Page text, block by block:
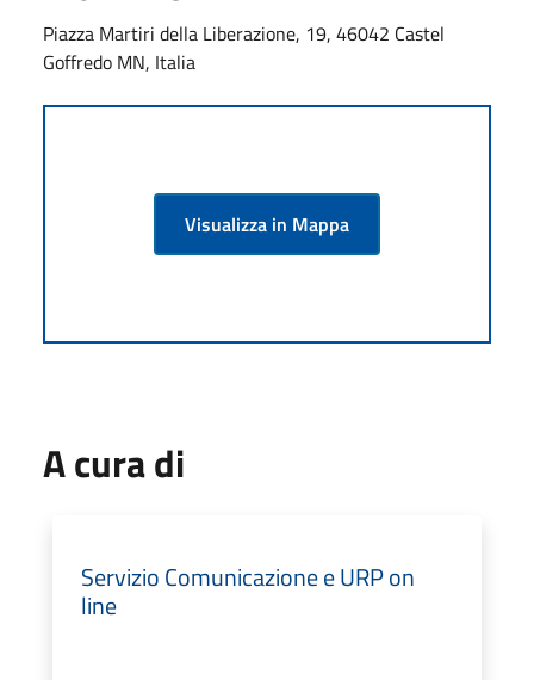
Piazza Martiri della Liberazione, 19, 46042 Castel
Goffredo MN, Italia
Visualizza in Mappa
A cura di
Servizio Comunicazione e URP on
line